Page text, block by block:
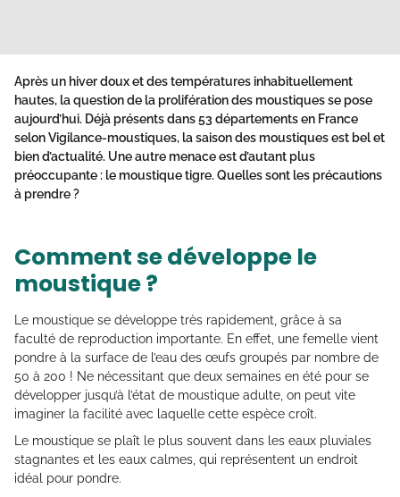
Après un hiver doux et des températures inhabituellement
hautes, la question de la prolifération des moustiques se pose
aujourd’hui. Déjà présents dans 53 départements en France
selon Vigilance-moustiques, la saison des moustiques est bel et
bien d’actualité. Une autre menace est d’autant plus
préoccupante : le moustique tigre. Quelles sont les précautions
à prendre ?
Comment se développe le
moustique ?
Le moustique se développe très rapidement, grâce à sa
faculté de reproduction importante. En effet, une femelle vient
pondre à la surface de l’eau des œufs groupés par nombre de
50 à 200 ! Ne nécessitant que deux semaines en été pour se
développer jusqu’à l’état de moustique adulte, on peut vite
imaginer la facilité avec laquelle cette espèce croît.
Le moustique se plaît le plus souvent dans les eaux pluviales
stagnantes et les eaux calmes, qui représentent un endroit
idéal pour pondre.